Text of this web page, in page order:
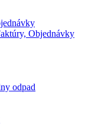
Objednávky
odpad